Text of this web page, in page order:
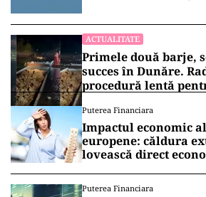
ACTUALITATE
Primele două barje,
succes în Dunăre.
procedură lentă
Puterea Financiara
Impactul economic
europene: căldura
lovească direct
Puterea Financiara